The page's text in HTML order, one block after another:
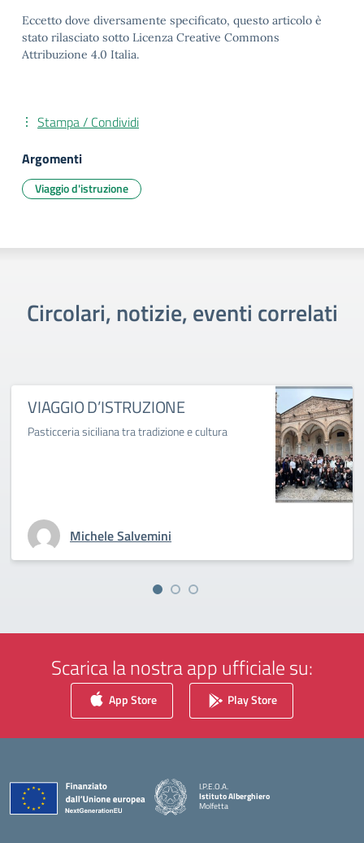
Eccetto dove diversamente specificato, questo articolo è
stato rilasciato sotto Licenza Creative Commons
Attribuzione 4.0 Italia.
Stampa / Condividi
Argomenti
Viaggio d'istruzione
Circolari, notizie, eventi correlati
VIAGGIO D’ISTRUZIONE
Pasticceria siciliana tra tradizione e cultura
Michele Salvemini
Scarica la nostra app ufficiale su:
App Store Play Store
I.P.E.O.A.
Istituto Alberghiero
Molfetta